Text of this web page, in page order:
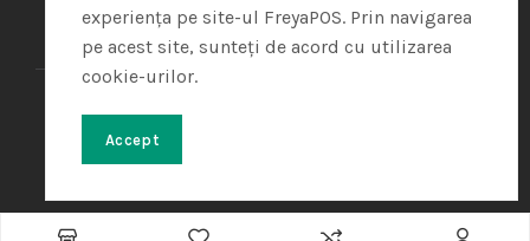
Protectia Datelor cu Caracter Personal
Freya Shop – All rights reserved
Soft Tehnica
experiența pe site-ul FreyaPOS. Prin navigarea
pe acest site, sunteți de acord cu utilizarea
cookie-urilor.
Accept